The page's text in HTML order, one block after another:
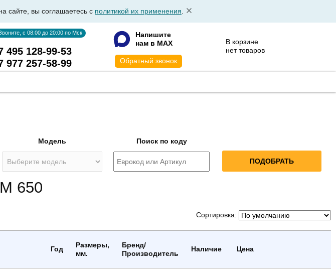
сайте, вы соглашаетесь с политикой их применения
с 08:00 до 20:00 по Мск
495 128-99-53
977 257-58-99
Напишите
нам в MAX
Обратный звонок
В корзине
нет товаров
Модель Поиск по коду
650
Сортировка:
Год
Размеры,
мм.
Бренд/
Производитель
Наличие Цена